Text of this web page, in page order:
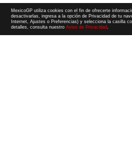
MexicoGP utiliza cookies con el fin de ofrecerte
desactivarlas, ingresa a la opción de Privacidad de tu
Internet, Ajustes o Preferencias) y selecciona la casilla
detalles, consulta nuestroAviso de Privacidad.